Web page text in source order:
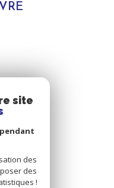
site
des
des
!